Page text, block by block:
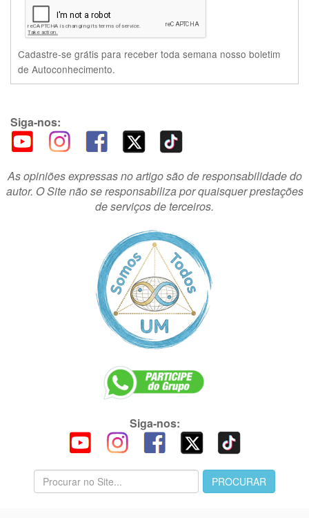
Cadastre-se grátis para receber toda semana nosso boletim
de Autoconhecimento.
Siga-nos:
As opiniões expressas no artigo são de responsabilidade do
autor. O Site não se responsabiliza por quaisquer prestações
de serviços de terceiros.
Siga-nos: